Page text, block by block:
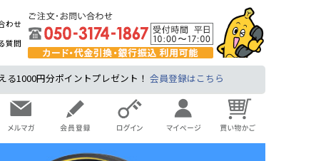
わせ
質問
1000円分ポイントプレゼント！ 会員登録はこちら